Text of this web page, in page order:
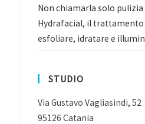
Non chiamarla solo pulizia
Hydrafacial, il
esfoliare, idratare e
STUDIO
Via Gustavo Vagliasindi, 52
95126 Catania